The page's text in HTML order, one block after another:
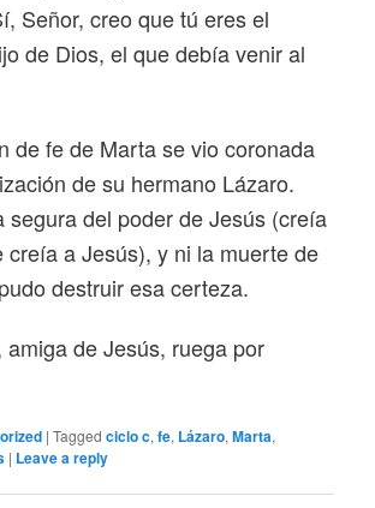
Señor, creo que tú eres el
de Dios, el que debía venir al
de fe de Marta se vio coronada
de su hermano Lázaro.
segura del poder de Jesús (creía
creía a Jesús), y ni la muerte de
destruir esa certeza.
amiga de Jesús, ruega por
|Tagged ciclo c,fe, Lázaro,Marta,
| Leave a reply